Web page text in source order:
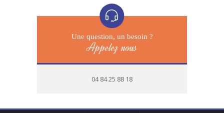
Une question, un besoin ?
Appelez nous
04 84 25 88 18